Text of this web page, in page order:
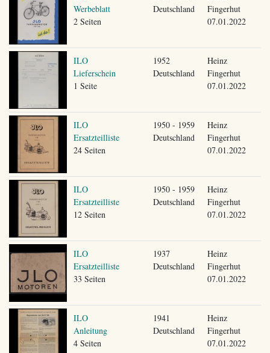
Werbeblatt
2 Seiten
Deutschland
Fingerhut
07.01.2022
ILO
Lieferschein
1 Seite
1952
Deutschland
Heinz
Fingerhut
07.01.2022
ILO
Ersatzteilliste
24 Seiten
1950 - 1959
Deutschland
Heinz
Fingerhut
07.01.2022
ILO
Ersatzteilliste
12 Seiten
1950 - 1959
Deutschland
Heinz
Fingerhut
07.01.2022
ILO
Ersatzteilliste
33 Seiten
1937
Deutschland
Heinz
Fingerhut
07.01.2022
ILO
Anleitung
4 Seiten
1941
Deutschland
Heinz
Fingerhut
07.01.2022